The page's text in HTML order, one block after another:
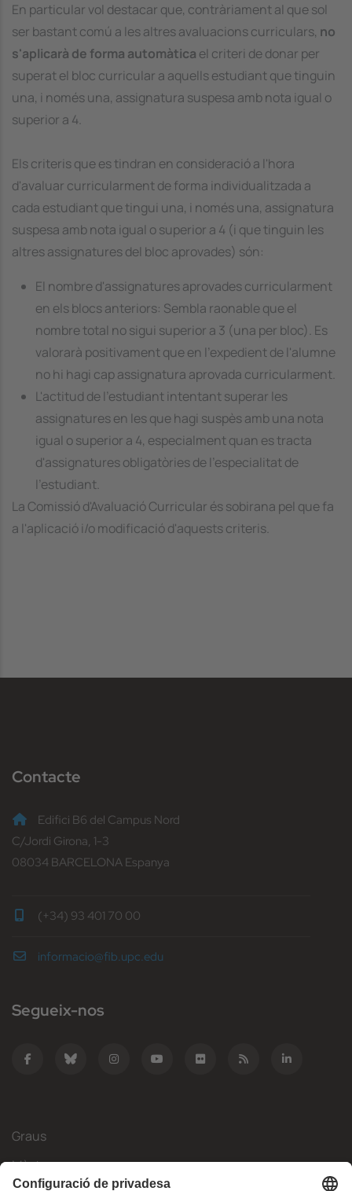
En particular vol destacar que, contràriament al que sol
ser bastant comú a les altres avaluacions curriculars, no
s'aplicarà de forma automàtica el criteri de donar per
superat el bloc curricular a aquells estudiant que tinguin
una, i només una, assignatura suspesa amb nota igual o
superior a 4.
Els criteris que es tindran en consideració a l'hora
d'avaluar curricularment de forma individualitzada a
cada estudiant que tingui una, i només una, assignatura
suspesa amb nota igual o superior a 4 (i que tinguin les
altres assignatures del bloc aprovades) són:
El nombre d'assignatures aprovades curricularment
en els blocs anteriors: Sembla raonable que el
nombre total no sigui superior a 3 (una per bloc). Es
valorarà positivament que en l'expedient de l'alumne
no hi hagi cap assignatura aprovada curricularment.
L'actitud de l'estudiant intentant superar les
assignatures en les que hagi suspès amb una nota
igual o superior a 4, especialment quan es tracta
d'assignatures obligatòries de l'especialitat de
l'estudiant.
La Comissió d'Avaluació Curricular és sobirana pel que fa
a l'aplicació i/o modificació d'aquests criteris.
Contacte
Edifici B6 del Campus Nord
C/Jordi Girona, 1-3
08034 BARCELONA Espanya
(+34) 93 401 70 00
informacio@fib.upc.edu
Segueix-nos
Graus
Màsters